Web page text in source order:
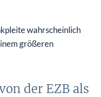
wahrscheinlich
größeren
der EZB als